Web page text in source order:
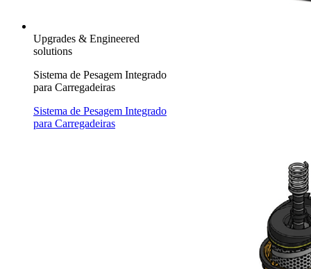
Upgrades & Engineered
solutions
Sistema de Pesagem Integrado
para Carregadeiras
Sistema de Pesagem Integrado
para Carregadeiras